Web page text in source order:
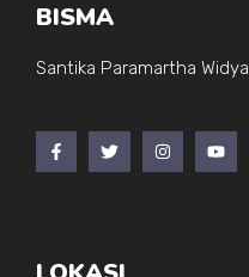
BISMA
Santika Paramartha Widya